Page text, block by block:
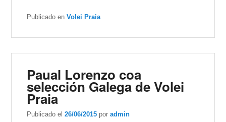
Publicado en Volei Praia
Paual Lorenzo coa
selección Galega de Volei
Praia
Publicado el26/06/2015 poradmin